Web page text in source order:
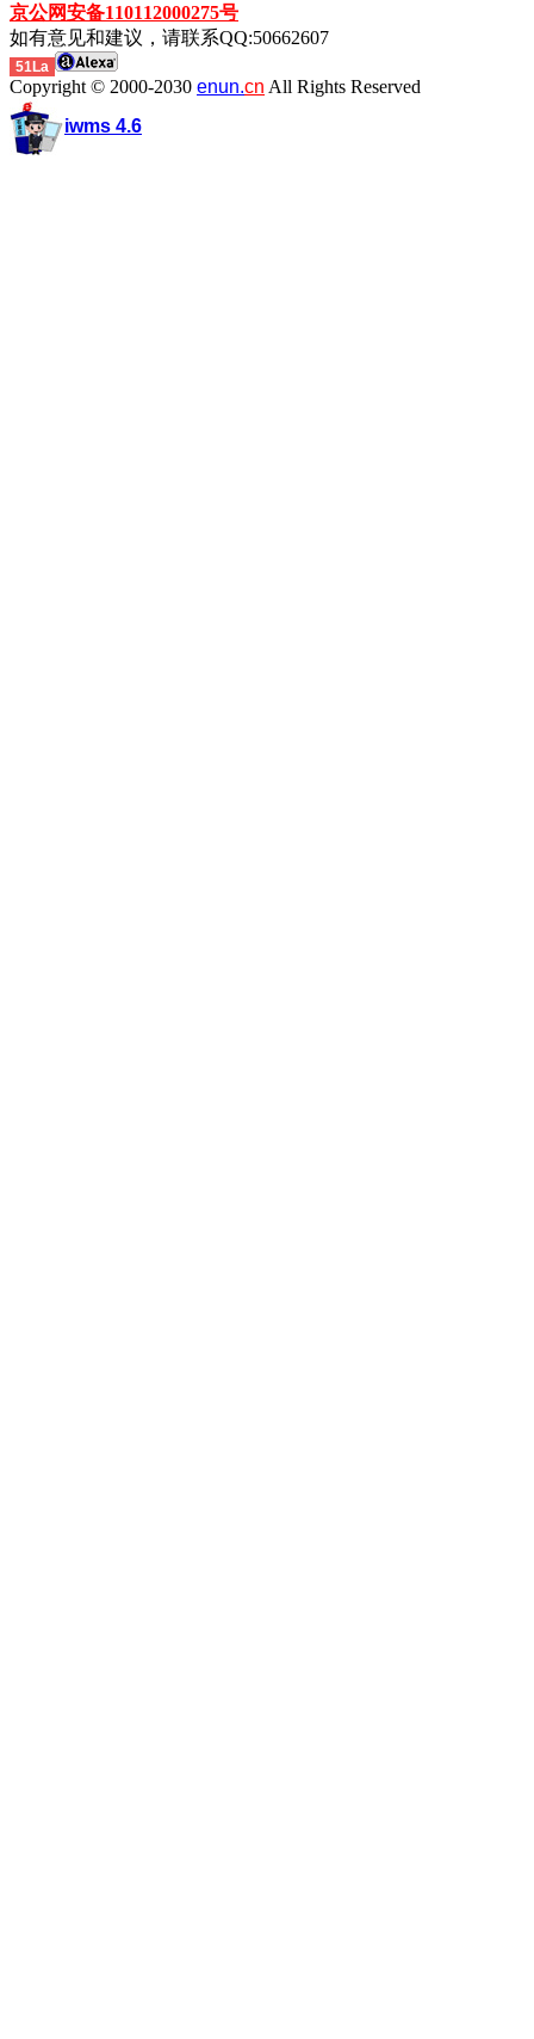
京公网安备110112000275号
如有意见和建议，请联系QQ:50662607
51La
Copyright © 2000-2030 enun.cn All Rights Reserved
iwms 4.6